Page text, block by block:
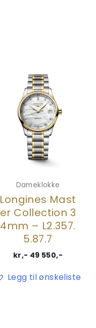
Dameklokke
Longines Mast
er Collection 3
4mm – L2.357.
5.87.7
kr,- 49 550,-
Legg til ønskeliste